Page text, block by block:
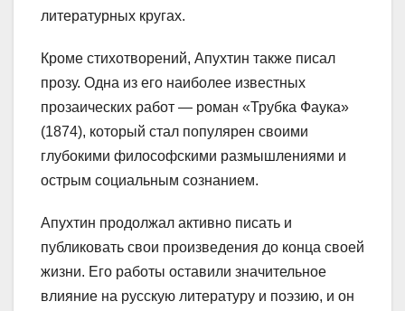
литературных кругах.
Кроме стихотворений, Апухтин также писал
прозу. Одна из его наиболее известных
прозаических работ — роман «Трубка Фаука»
(1874), который стал популярен своими
глубокими философскими размышлениями и
острым социальным сознанием.
Апухтин продолжал активно писать и
публиковать свои произведения до конца своей
жизни. Его работы оставили значительное
влияние на русскую литературу и поэзию, и он